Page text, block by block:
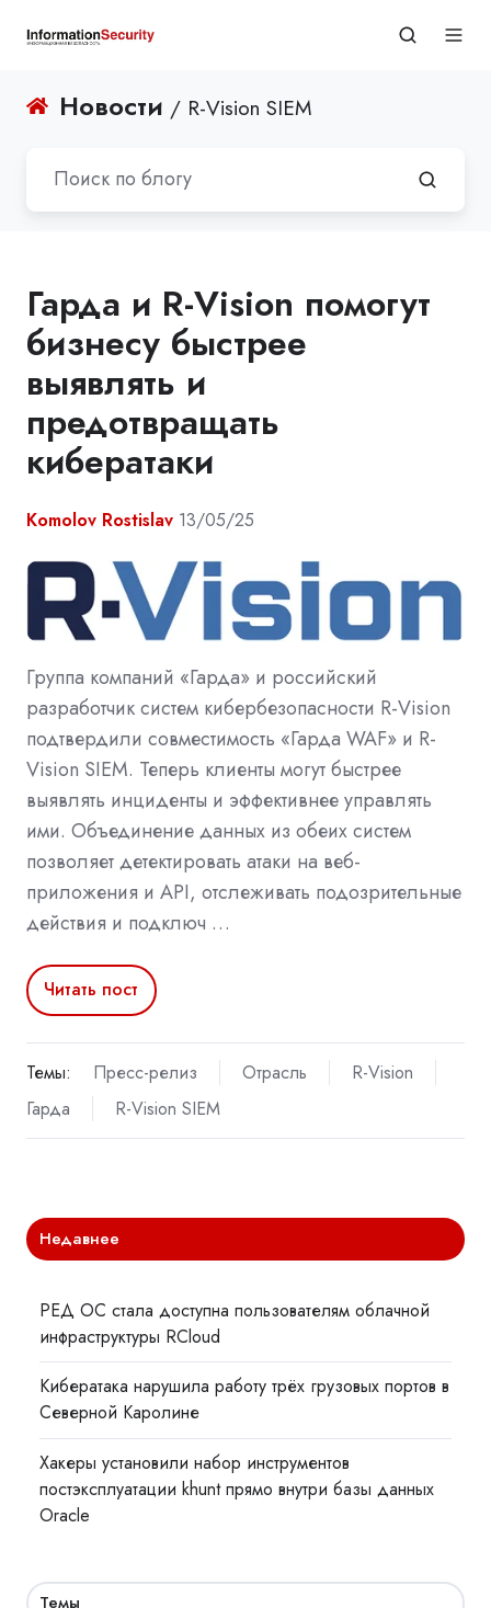
Новости / R-Vision SIEM
Гарда и R-Vision помогут
бизнесу быстрее
выявлять и
предотвращать
кибератаки
Komolov Rostislav 13/05/25
Группа компаний «Гарда» и российский
разработчик систем кибербезопасности R-Vision
подтвердили совместимость «Гарда WAF» и R-
Vision SIEM. Теперь клиенты могут быстрее
выявлять инциденты и эффективнее управлять
ими. Объединение данных из обеих систем
позволяет детектировать атаки на веб-
приложения и API, отслеживать подозрительные
действия и подключ …
Читать пост
Темы: Пресс-релиз Отрасль
R-Vision
Гарда
R-Vision SIEM
Недавнее
РЕД ОС стала доступна пользователям облачной
инфраструктуры RCloud
Кибератака нарушила работу трёх грузовых портов в
Северной Каролине
Хакеры установили набор инструментов
постэксплуатации khunt прямо внутри базы данных
Oracle
Темы